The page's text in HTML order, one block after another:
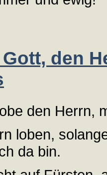
den
den Herrn,
loben,
da bin.